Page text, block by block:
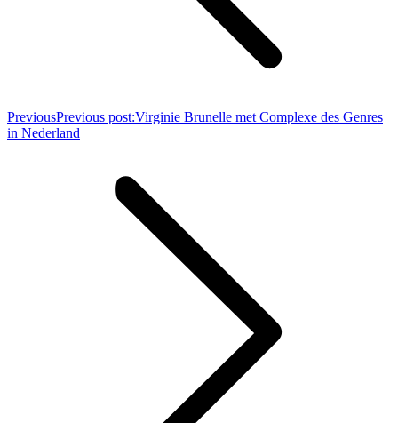
PreviousPrevious post:Virginie Brunelle met Complexe des Genres
in Nederland